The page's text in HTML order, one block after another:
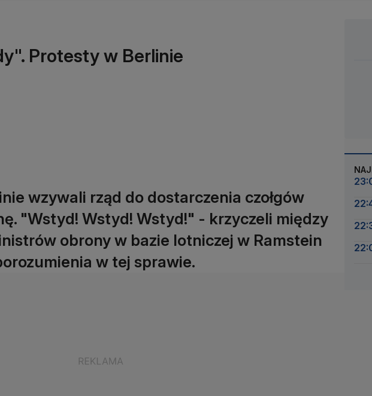
Protesty w Berlinie
wzywali rząd do dostarczenia czołgów
"Wstyd! Wstyd! Wstyd!" - krzyczeli między
obrony w bazie lotniczej w Ramstein
w tej sprawie.